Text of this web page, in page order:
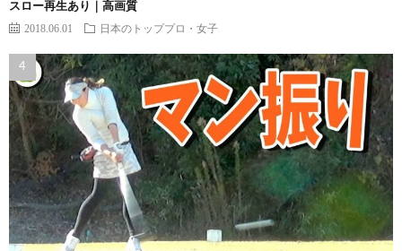
スロー再生あり｜高画質
2018.06.01 日本のトッププロ・女子